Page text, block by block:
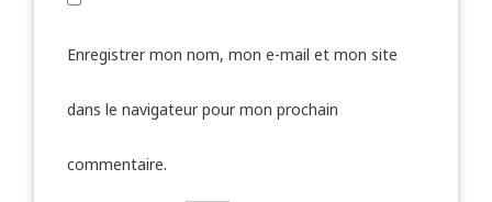
Enregistrer mon nom, mon e-mail et mon site
dans le navigateur pour mon prochain
commentaire.